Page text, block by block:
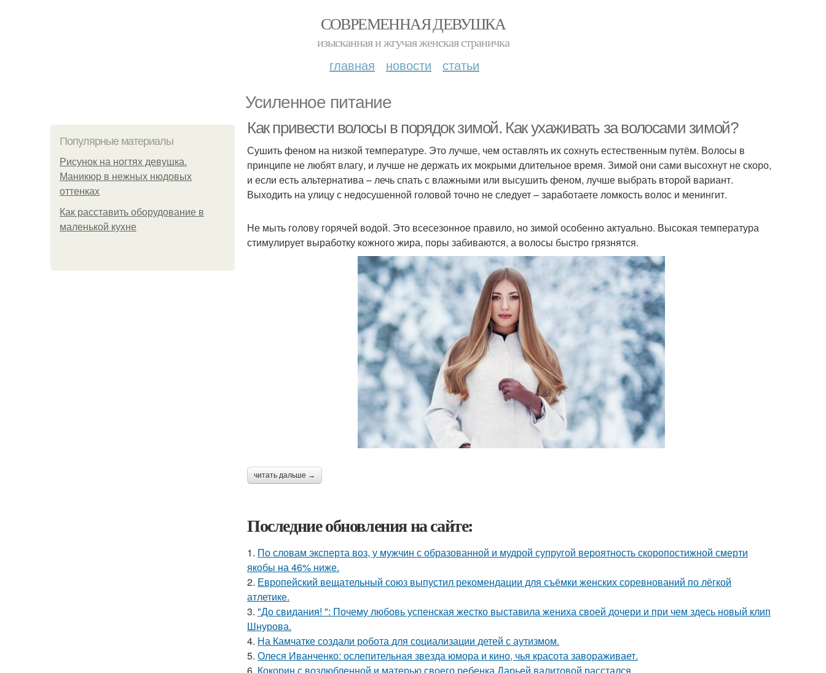
СОВРЕМЕННАЯ ДЕВУШКА
изысканная и жгучая женская страничка
главная новости статьи
Усиленное питание
Популярные материалы
Рисунок на ногтях девушка.
Маникюр в нежных нюдовых
оттенках
Как расставить оборудование в
маленькой кухне
Как привести волосы в порядок зимой. Как ухаживать за волосами зимой?
Сушить феном на низкой температуре. Это лучше, чем оставлять их сохнуть естественным путём. Волосы в
принципе не любят влагу, и лучше не держать их мокрыми длительное время. Зимой они сами высохнут не скоро,
и если есть альтернатива – лечь спать с влажными или высушить феном, лучше выбрать второй вариант.
Выходить на улицу с недосушенной головой точно не следует – заработаете ломкость волос и менингит.
Не мыть голову горячей водой. Это всесезонное правило, но зимой особенно актуально. Высокая температура
стимулирует выработку кожного жира, поры забиваются, а волосы быстро грязнятся.
читать дальше →
Последние обновления на сайте:
1. По словам эксперта воз, у мужчин с образованной и мудрой супругой вероятность скоропостижной смерти
якобы на 46% ниже.
2. Европейский вещательный союз выпустил рекомендации для съёмки женских соревнований по лёгкой
атлетике.
3. "До свидания! ": Почему любовь успенская жестко выставила жениха своей дочери и при чем здесь новый клип
Шнурова.
4. На Камчатке создали робота для социализации детей с аутизмом.
5. Олеся Иванченко: ослепительная звезда юмора и кино, чья красота завораживает.